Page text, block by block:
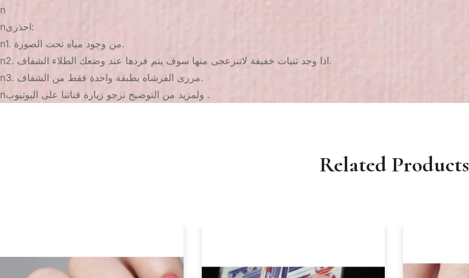
n
nاحذرى:
n1. من وجود مياه تحت الصورة.
n2. اذا وجد تنيات خفيفة لاتنزعجى منها سوف يتم فردها عند وضعك الطلاء الشفاف.
n3. مررى الفرشاه بطبقة واحدة فقط من الشفاف.
nولمزيد من التوضيح نرجو زيارة قناتنا على اليوتيوب .
Related Products